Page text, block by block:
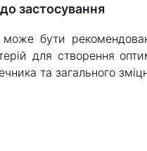
застосування
бути
для створення
та загального